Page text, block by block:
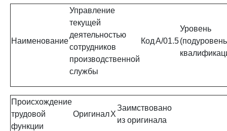
Наименование
Управление
текущей
деятельностью
сотрудников
производственной
службы
КодA/01.5
Уровень
Происхождение
трудовой
функции
ОригиналX
Заимствовано
из оригинала